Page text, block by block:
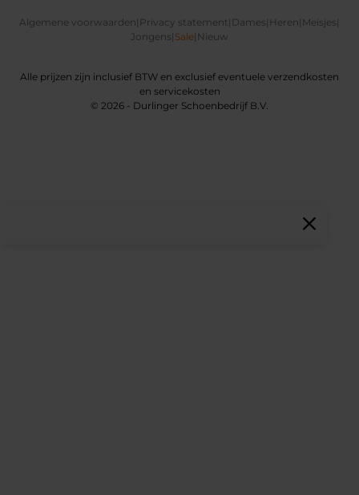
Algemene voorwaarden Privacy statement Dames Heren Meisjes
Jongens Sale Nieuw
Alle prijzen zijn inclusief BTW en exclusief eventuele verzendkosten
en servicekosten
© 2026 - Durlinger Schoenbedrijf B.V.